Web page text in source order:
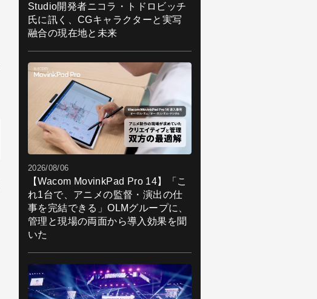
Studio開発者ニコラ・トドロビッチ
氏に訊く、CGキャラクターと実写
融合の現在地と未来
2026/08/06
【Wacom MovinkPad Pro 14】「こ
れ1台で、アニメの監督・演出の仕
事を完結できる」OLMグループに、
管理と現場の両面から導入効果を聞
いた